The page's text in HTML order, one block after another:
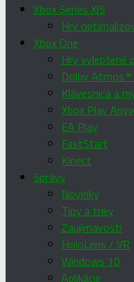
Xbox Series X|S
Hry
Xbox One
Hry vylepšené
Dolby Atmos™
Klávesnica a
Xbox Play
EA Play
FastStart
Kinect
Správy
Novinky
Tipy a triky
Zaujímavosti
HoloLens / VR
Windows 10
Aplikácie